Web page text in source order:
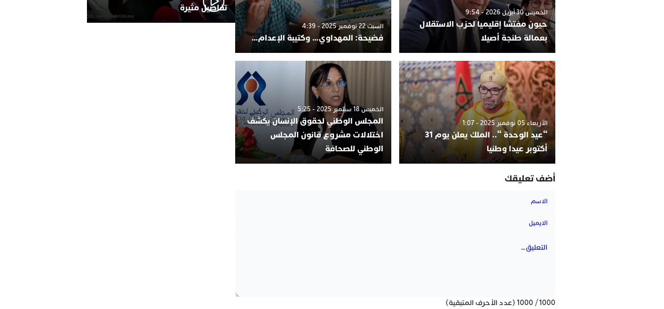
الخميس 30 أبريل 2026 - 9:54
حيون مفتشا إقليميا لحزب الاستقلال
بعمالة طنجة أصيلا
السبت 22 نوفمبر 2025 - 4:39
فضيحة: المهداوي… وكتيبة الإعدام…
الأربعاء 05 نوفمبر 2025 - 1:07
“عيد الوحدة “.. الملك يعلن يوم 31
أكتوبر عيدا وطنيا
الخميس 18 سبتمبر 2025 - 5:25
المجلس الوطني لحقوق الإنسان يكشف
اختلالات مشروع قانون المجلس
الوطني للصحافة
أضف تعليقك
1000
/
1000 (عدد الأحرف المتبقية)
تفاصيل مثيرة